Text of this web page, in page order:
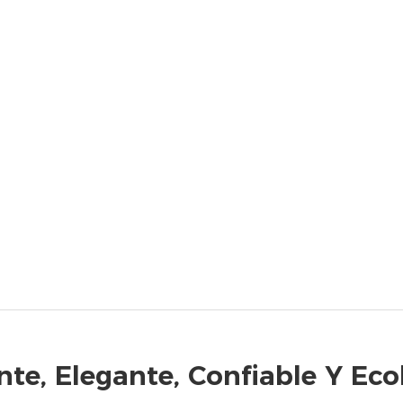
Elegante, Confiable Y